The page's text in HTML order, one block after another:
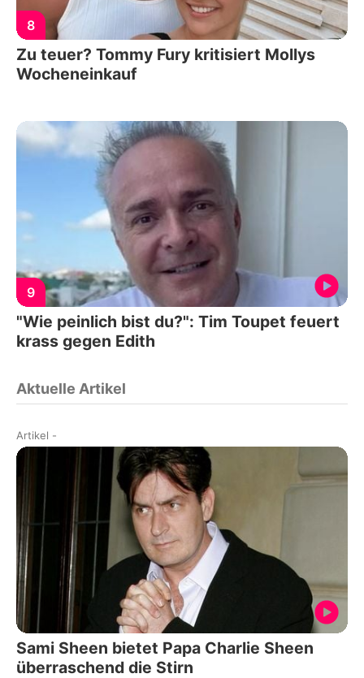
8
Zu teuer? Tommy Fury kritisiert Mollys
Wocheneinkauf
9
"Wie peinlich bist du?": Tim Toupet feuert
krass gegen Edith
Aktuelle Artikel
Artikel -
Sami Sheen bietet Papa Charlie Sheen
überraschend die Stirn